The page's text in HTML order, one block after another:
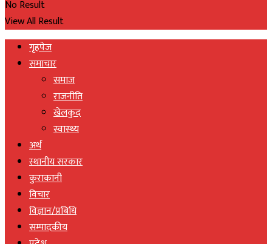
No Result
View All Result
गृहपेज
समाचार
समाज
राजनीति
खेलकुद
स्वास्थ्य
अर्थ
स्थानीय सरकार
कुराकानी
विचार
विज्ञान/प्रबिधि
सम्पादकीय